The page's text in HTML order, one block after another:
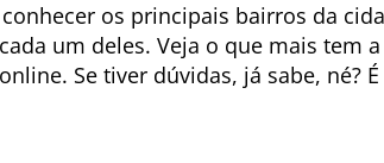
os principais bairros da
um deles. Veja o que mais tem
Se tiver dúvidas, já sabe, né? É